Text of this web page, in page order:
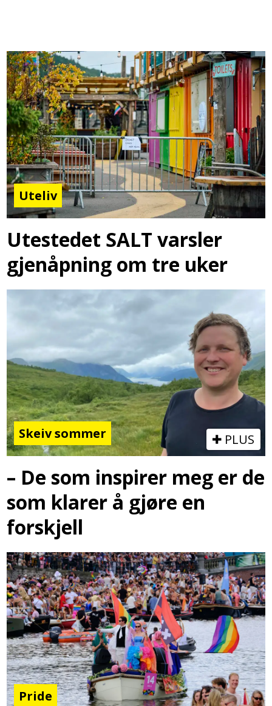
Uteliv
Utestedet SALT varsler
gjenåpning om tre uker
Skeiv sommer PLUS
– De som inspirer meg er de
som klarer å gjøre en
forskjell
Pride